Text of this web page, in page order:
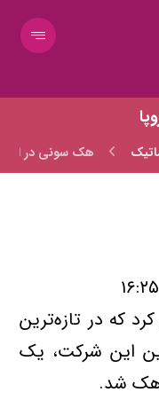
هک سونی در
كه در تازه‌ترين
اين شركت، يك
هك شد.